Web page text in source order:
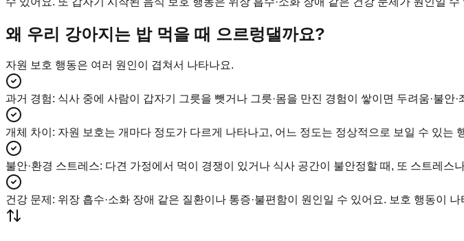
왜 우리 강아지는 밥 먹을 때 으르렁댈까요?
자원 보호 행동은 여러 원인이 겹쳐서 나타나요.
과거 경험: 식사 중에 사람이 갑자기 그릇을 뺏거나 그릇·몸을 만진 경험이 쌓이면 두려움·불안
개체 차이 : 자원 보호는 개마다 정도가 다르게 나타나고, 어느 정도는 정상적으로 보일 수 있
불안·환경 스트레스: 다견 가정에서 먹이 경쟁이 있거나 식사 공간이 불안정할 때, 또 스트레스
건강 문제 : 위장 흡수·소화 장애 같은 질환이나 통증·불편함이 원인일 수 있어요. 보호 행동이